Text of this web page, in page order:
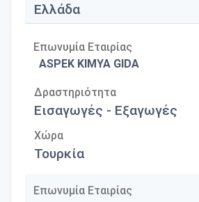
Ελλάδα
Επωνυμία Εταιρίας
ASPEK KIMYA GIDA
Δραστηριότητα
Εισαγωγές - Εξαγωγές
Χώρα
Τουρκία
Επωνυμία Εταιρίας